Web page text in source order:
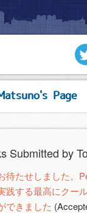
Page
Submitted by
待たせしました。
践する最高にクー
できました